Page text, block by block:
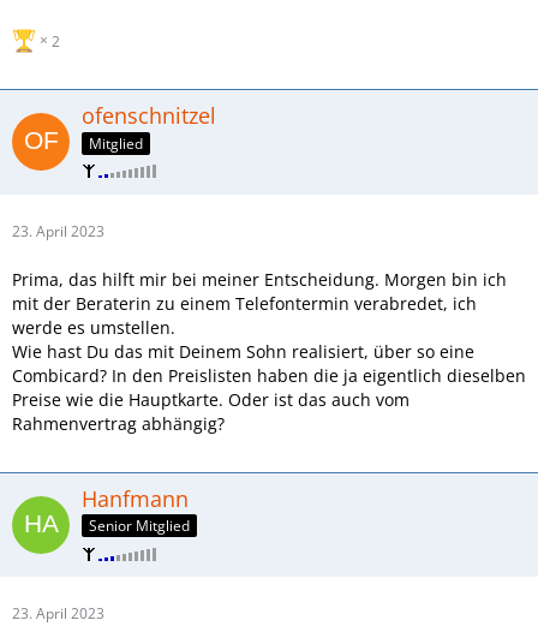
2
ofenschnitzel
Mitglied
23. April 2023
Prima, das hilft mir bei meiner Entscheidung. Morgen bin ich
mit der Beraterin zu einem Telefontermin verabredet, ich
werde es umstellen.
Wie hast Du das mit Deinem Sohn realisiert, über so eine
Combicard? In den Preislisten haben die ja eigentlich dieselben
Preise wie die Hauptkarte. Oder ist das auch vom
Rahmenvertrag abhängig?
Hanfmann
Senior Mitglied
23. April 2023